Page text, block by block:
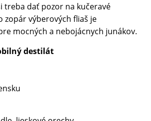
treba dať pozor na kučeravé
zopár výberových fliaš je
mocných a nebojácnych junákov.
destilát